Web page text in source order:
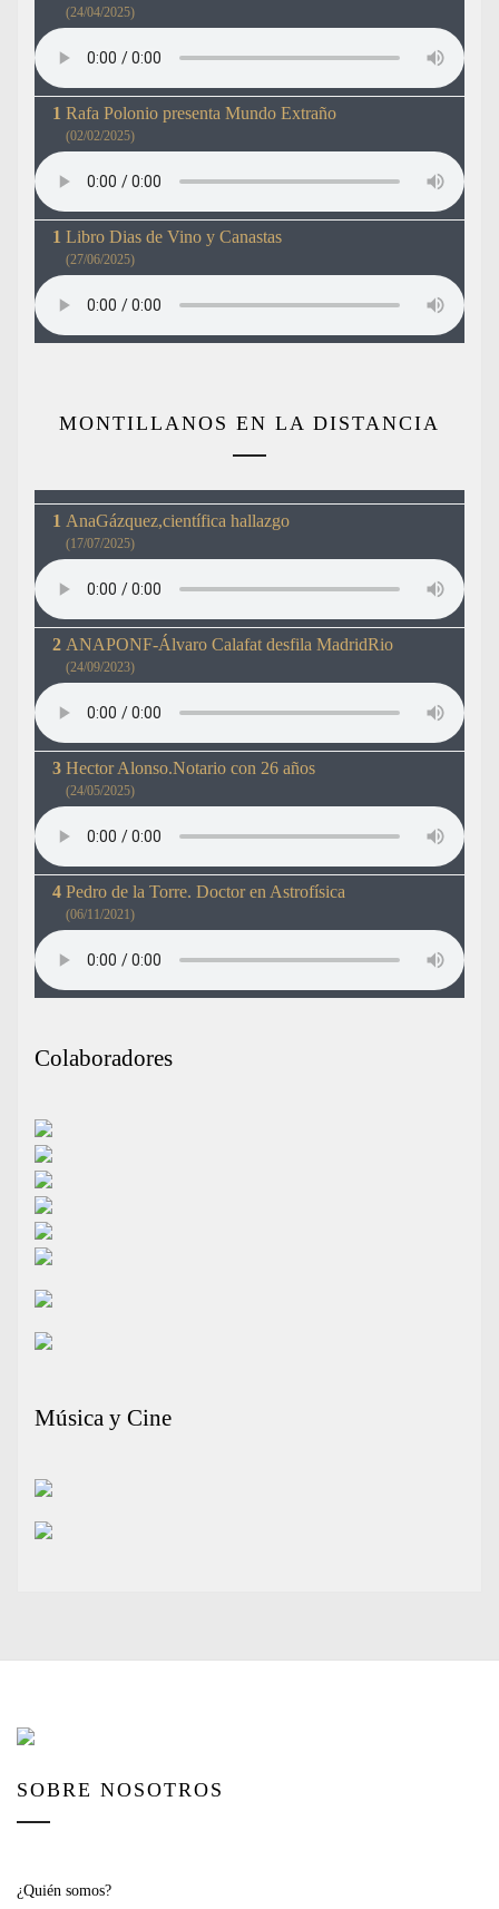
(24/04/2025)
Rafa Polonio presenta Mundo Extraño
(02/02/2025)
Libro Dias de Vino y Canastas
(27/06/2025)
MONTILLANOS EN LA DISTANCIA
AnaGázquez,científica hallazgo
(17/07/2025)
ANAPONF-Álvaro Calafat desfila MadridRio
(24/09/2023)
Hector Alonso.Notario con 26 años
(24/05/2025)
Pedro de la Torre. Doctor en Astrofísica
(06/11/2021)
Colaboradores
Música y Cine
SOBRE NOSOTROS
¿Quién somos?